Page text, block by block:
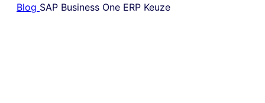
Blog SAP Business One ERP Keuze